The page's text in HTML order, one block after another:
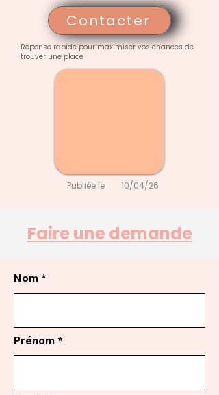
Contacter
Réponse rapide pour maximiser vos chances de
trouver une place
Publiée le 10/04/26
Faire une demande
Nom
Prénom